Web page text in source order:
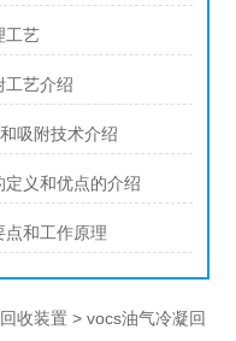
工艺
工艺介绍
吸附技术介绍
定义和优点的介绍
点和工作原理
收装置 > vocs油气冷凝回